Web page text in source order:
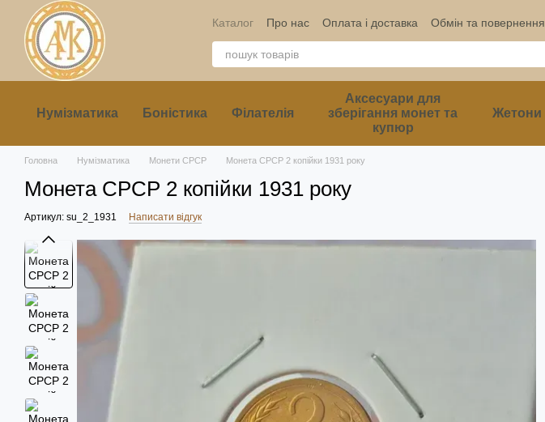
Перейти до основного контенту
Каталог Про нас Оплата і доставка Обмін та повернення
Нумізматика Боністика Філателія
Аксесуари для
зберігання монет та
купюр
Жетони
Головна Нумізматика Монети СРСР Монета СРСР 2 копійки 1931 року
Монета СРСР 2 копійки 1931 року
Артикул: su_2_1931 Написати відгук